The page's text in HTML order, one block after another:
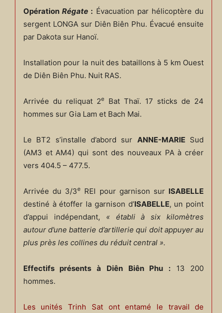
OpérationRégate : Évacuation par hélicoptère du
sergent LONGA sur Diên Biên Phu. Évacué ensuite
par Dakota sur Hanoï.
Installation pour la nuit des bataillons à 5 km Ouest
de Diên Biên Phu. Nuit RAS.
Arrivée du reliquat 2e
Bat Thaï. 17 sticks de 24
hommes sur Gia Lam et Bach Mai.
Le BT2 s’installe d’abord sur ANNE-MARIESud
(AM3 et AM4) qui sont des nouveaux PA à créer
vers 404.5 – 477.5.
Arrivée du 3/3e REI pour garnison sur ISABELLE
destiné à étoffer la garnison d’ISABELLE, un point
d’appui indépendant, « établi à six kilomètres
autour d’une batterie d’artillerie qui doit appuyer au
plus près les collines du réduit central ».
Effectifs présents à Diên Biên Phu :13 200
hommes.
Les unités Trinh Sat ont entamé le travail de